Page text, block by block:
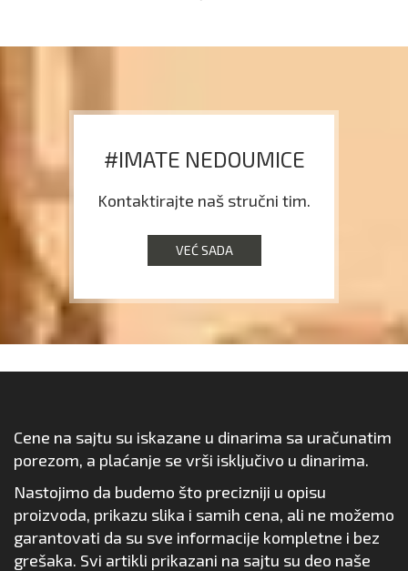
#IMATE NEDOUMICE
Kontaktirajte naš stručni tim.
VEĆ SADA
Cene na sajtu su iskazane u dinarima sa uračunatim
porezom, a plaćanje se vrši isključivo u dinarima.
Nastojimo da budemo što precizniji u opisu
proizvoda, prikazu slika i samih cena, ali ne možemo
garantovati da su sve informacije kompletne i bez
grešaka. Svi artikli prikazani na sajtu su deo naše